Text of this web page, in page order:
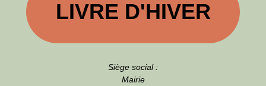
LIVRE D'HIVER
Siège social :
Mairie